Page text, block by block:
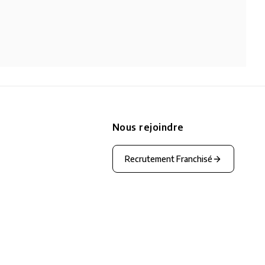
Nous rejoindre
Recrutement Franchisé